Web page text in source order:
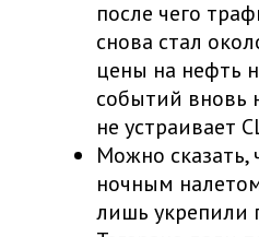
после чего
снова стал
цены на нефть
событий вновь
не устраивает
Можно сказать,
ночным
лишь укрепили